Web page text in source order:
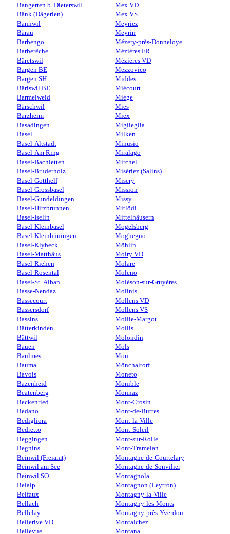
Bangerten b. Dieterswil
Bänk (Dägerlen)
Bannwil
Bärau
Barbengo
Barberêche
Bäretswil
Bargen BE
Bargen SH
Bäriswil BE
Barmelweid
Bärschwil
Barzheim
Basadingen
Basel
Basel-Altstadt
Basel-Am Ring
Basel-Bachletten
Basel-Bruderholz
Basel-Gotthelf
Basel-Grossbasel
Basel-Gundeldingen
Basel-Hirzbrunnen
Basel-Iselin
Basel-Kleinbasel
Basel-Kleinhüningen
Basel-Klybeck
Basel-Matthäus
Basel-Riehen
Basel-Rosental
Basel-St. Alban
Basse-Nendaz
Bassecourt
Bassersdorf
Bassins
Bätterkinden
Bättwil
Bauen
Baulmes
Bauma
Bavois
Bazenheid
Beatenberg
Beckenried
Bedano
Bedigliora
Bedretto
Beggingen
Begnins
Beinwil (Freiamt)
Beinwil am See
Beinwil SO
Belalp
Belfaux
Bellach
Bellelay
Bellerive VD
Bellevue
Mex VD
Mex VS
Meyriez
Meyrin
Mézery-près-Donneloye
Mézières FR
Mézières VD
Mezzovico
Middes
Miécourt
Miège
Mies
Miex
Miglieglia
Milken
Minusio
Miralago
Mirchel
Misériez (Salins)
Misery
Mission
Missy
Mitlödi
Mittelhäusern
Mogelsberg
Moghegno
Möhlin
Moiry VD
Molare
Moleno
Moléson-sur-Gruyères
Molinis
Mollens VD
Mollens VS
Mollie-Margot
Mollis
Molondin
Mols
Mon
Mönchaltorf
Moneto
Monible
Monnaz
Mont-Crosin
Mont-de-Buttes
Mont-la-Ville
Mont-Soleil
Mont-sur-Rolle
Mont-Tramelan
Montagne-de-Courtelary
Montagne-de-Sonvilier
Montagnola
Montagnon (Leytron)
Montagny-la-Ville
Montagny-les-Monts
Montagny-près-Yverdon
Montalchez
Montana